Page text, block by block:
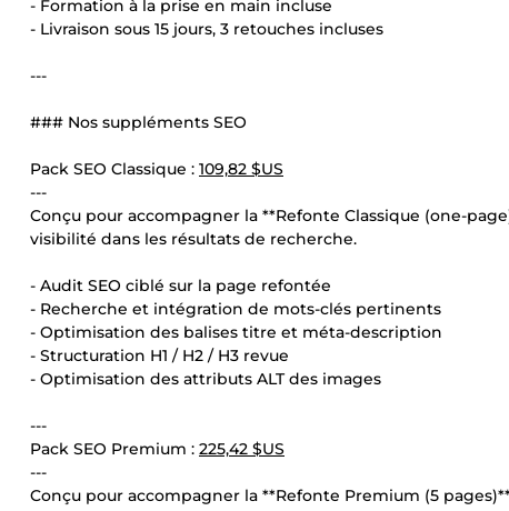
- Formation à la prise en main incluse
- Livraison sous 15 jours, 3 retouches incluses
---
### Nos suppléments SEO
Pack SEO Classique : 109,82 $US
---
Conçu pour accompagner la **Refonte Classique (one-
visibilité dans les résultats de recherche.
- Audit SEO ciblé sur la page refontée
- Recherche et intégration de mots-clés pertinents
- Optimisation des balises titre et méta-description
- Structuration H1 / H2 / H3 revue
- Optimisation des attributs ALT des images
---
Pack SEO Premium : 225,42 $US
---
Conçu pour accompagner la **Refonte Premium (5